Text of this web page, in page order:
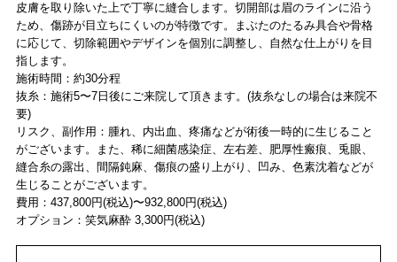
皮膚を取り除いた上で丁寧に縫合します。切開部は眉のラインに沿う
ため、傷跡が目立ちにくいのが特徴です。まぶたのたるみ具合や骨格
に応じて、切除範囲やデザインを個別に調整し、自然な仕上がりを目
指します。
施術時間：約30分程
抜糸：施術5〜7日後にご来院して頂きます。(抜糸なしの場合は来院不
要)
リスク、副作用：腫れ、内出血、疼痛などが術後一時的に生じること
がございます。また、稀に細菌感染症、左右差、肥厚性瘢痕、兎眼、
縫合糸の露出、間隔鈍麻、傷痕の盛り上がり、凹み、色素沈着などが
生じることがございます。
費用：437,800円(税込)〜932,800円(税込)
オプション：笑気麻酔 3,300円(税込)